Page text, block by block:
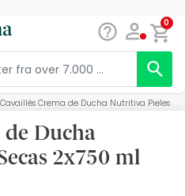
0
Cavaillès Crema de Ducha Nutritiva Pieles
de Ducha
2x750 ml